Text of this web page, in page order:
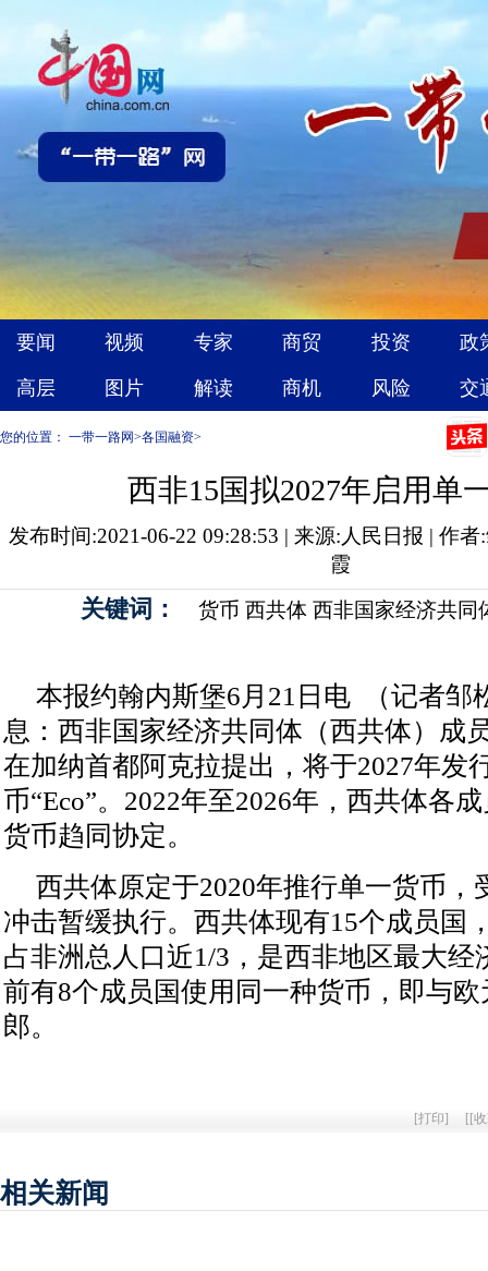
您的位置： 一带一路网>各国融资>
西非15国拟2027年启用单
发布时间:2021-06-22 09:28:53 | 来源:人民日报 | 作
霞
关键词： 货币 西共体 西非国家经济共同
本报约翰内斯堡6月21日电 （记者邹
息：西非国家经济共同体（西共体）成
在加纳首都阿克拉提出，将于2027年发
币“Eco”。2022年至2026年，西共体各
货币趋同协定。
西共体原定于2020年推行单一货币，
冲击暂缓执行。西共体现有15个成员国
占非洲总人口近1/3，是西非地区最大经
前有8个成员国使用同一种货币，即与
郎。
[打印] [[
相关新闻